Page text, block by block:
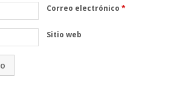
Correo electrónico*
Sitio web